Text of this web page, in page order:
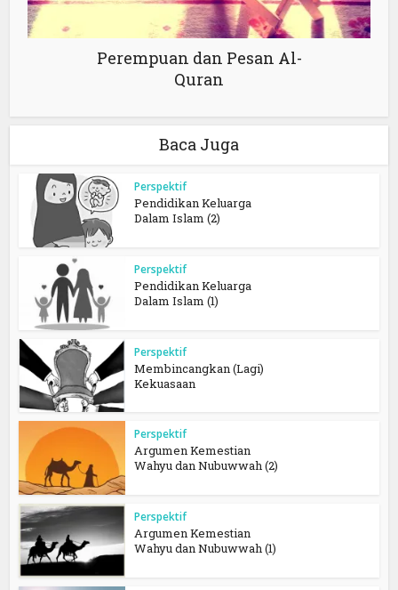
Perempuan dan Pesan Al-
Quran
Baca Juga
Perspektif
Pendidikan Keluarga
Dalam Islam (2)
Perspektif
Pendidikan Keluarga
Dalam Islam (1)
Perspektif
Membincangkan (Lagi)
Kekuasaan
Perspektif
Argumen Kemestian
Wahyu dan Nubuwwah (2)
Perspektif
Argumen Kemestian
Wahyu dan Nubuwwah (1)